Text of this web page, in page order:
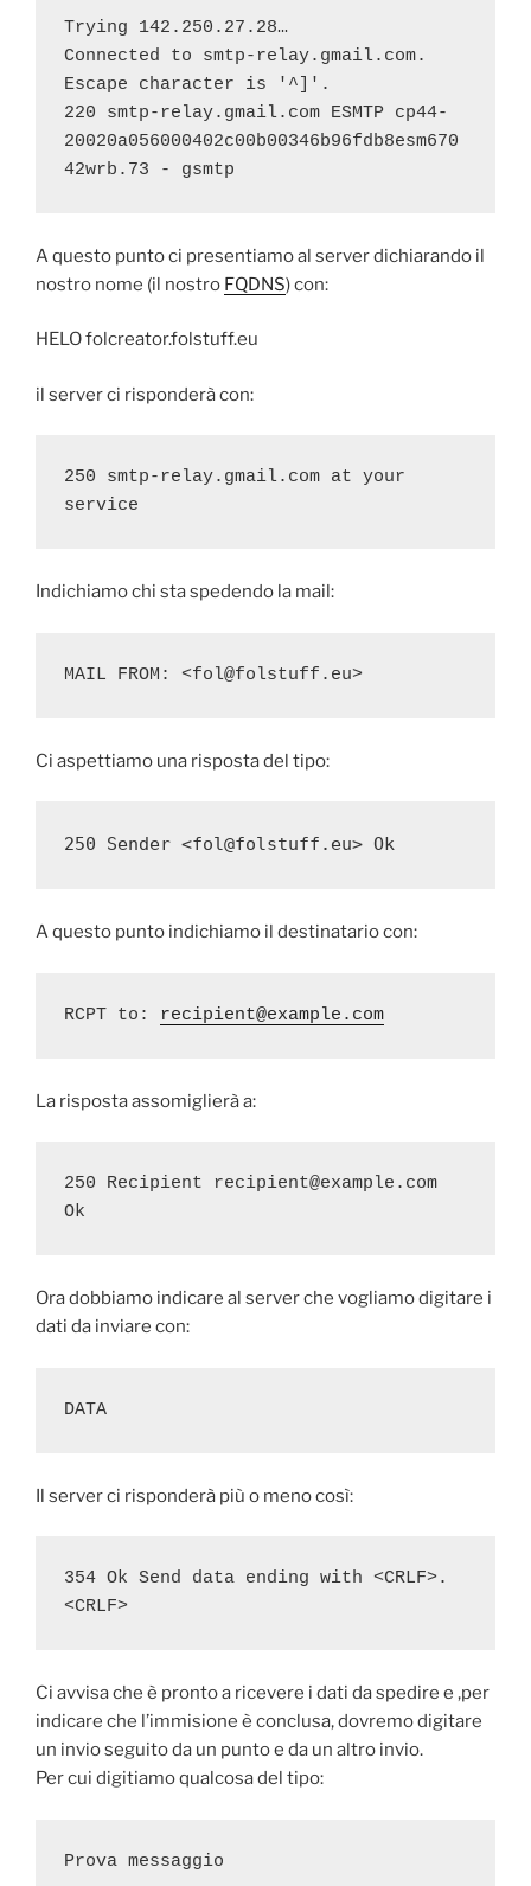
Trying 142.250.27.28…
Connected to smtp-relay.gmail.com.
Escape character is '^]'.
220 smtp-relay.gmail.com ESMTP cp44-
20020a056000402c00b00346b96fdb8esm670
42wrb.73 - gsmtp
A questo punto ci presentiamo al server dichiarando il
nostro nome (il nostro FQDNS) con:
HELO folcreator.folstuff.eu
il server ci risponderà con:
250 smtp-relay.gmail.com at your
service
Indichiamo chi sta spedendo la mail:
MAIL FROM: <fol@folstuff.eu>
Ci aspettiamo una risposta del tipo:
250 Sender <fol@folstuff.eu> Ok
A questo punto indichiamo il destinatario con:
RCPT to: recipient@example.com
La risposta assomiglierà a:
250 Recipient recipient@example.com
Ok
Ora dobbiamo indicare al server che vogliamo digitare i
dati da inviare con:
DATA
Il server ci risponderà più o meno così:
354 Ok Send data ending with <CRLF>.
<CRLF>
Ci avvisa che è pronto a ricevere i dati da spedire e ,per
indicare che l’immisione è conclusa, dovremo digitare
un invio seguito da un punto e da un altro invio.
Per cui digitiamo qualcosa del tipo:
Prova messaggio